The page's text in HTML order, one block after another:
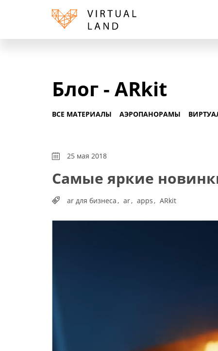
Блог - ARkit
ВСЕ МАТЕРИАЛЫ АЭРОПАНОРАМЫ
25 мая 2018
Самые яркие
ar для бизнеса ar apps ARkit